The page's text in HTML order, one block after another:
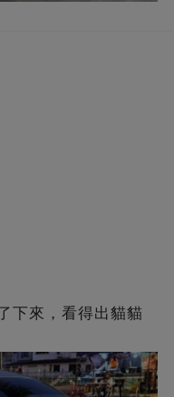
下來，看得出貓貓